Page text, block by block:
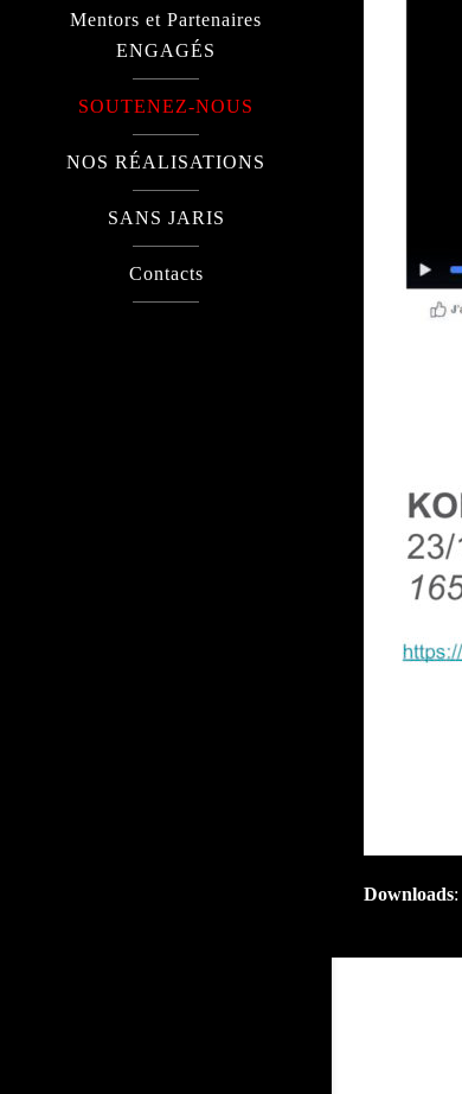
Mentors et Partenaires
ENGAGÉS
SOUTENEZ-NOUS
NOS RÉALISATIONS
SANS JARIS
Contacts
Downloads: